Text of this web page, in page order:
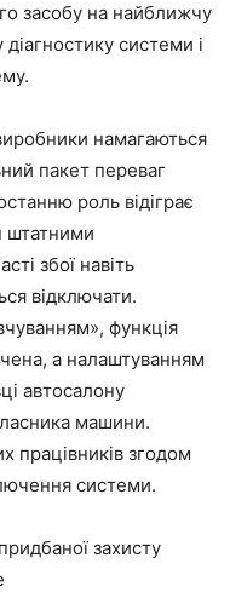
засобу на найближчу
системи і
намагаються
пакет переваг
роль відіграє
штатними
збої навіть
відключати.
функція
а налаштуванням
автосалону
машини.
працівників згодом
системи.
захисту